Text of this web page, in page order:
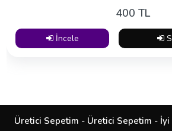
400 TL
İncele
Üretici Sepetim - Üretici Sepetim -